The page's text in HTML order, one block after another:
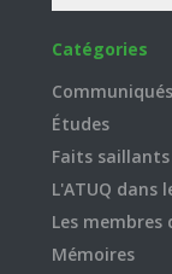
Catégories
Études
Faits
L'ATUQ dans
Les membres
Mémoires